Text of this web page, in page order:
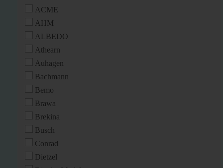
ACME
AHM
ALBEDO
Athearn
Auhagen
Bachmann
Bemo
Brawa
Brekina
Busch
Conrad
Dietzel